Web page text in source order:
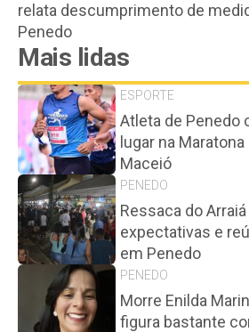
relata descumprimento de
Penedo
Mais lidas
ESPORTE
Atleta de Penedo
lugar na
Maceió
PENEDO
Ressaca do
expectativas e
em Penedo
PENEDO
Morre Enilda
figura bastante